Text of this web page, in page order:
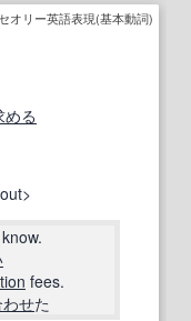
オリー英語表現(基本動詞)
める
know.
fees.
せた